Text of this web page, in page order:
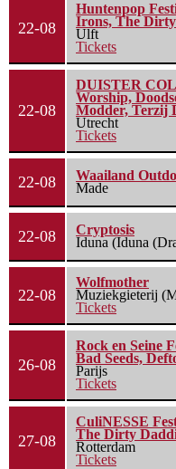
22-08
Huntenpop
Irons, The
Ulft
Tickets
22-08
DUISTER
Worship,
Modder, Terzij
Utrecht
Tickets
22-08
Waailand
Made
22-08
Cryptosis
Iduna (Iduna
22-08
Wolfmother
Muziekgieterij
Tickets
26-08
Rock en Seine
Bad Seeds,
Parijs
Tickets
27-08
CuliNESSE
The Dirty
Rotterdam
Tickets